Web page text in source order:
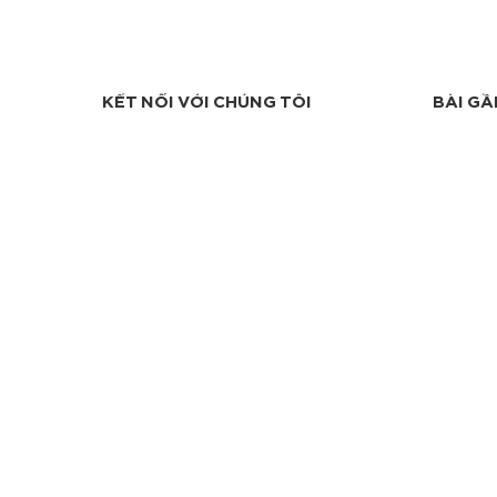
KẾT NỐI VỚI CHÚNG TÔI BÀI